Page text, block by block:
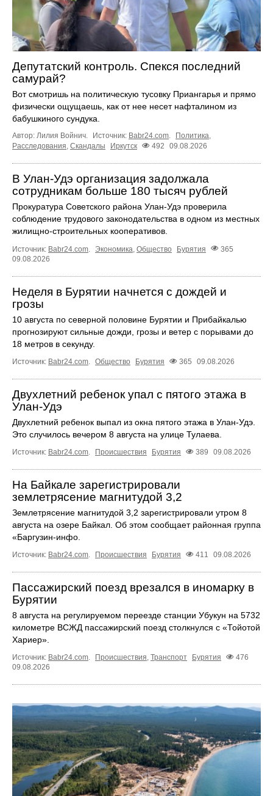
Депутатский контроль. Спекся последний
самурай?
Вот смотришь на политическую тусовку Приангарья и прямо
физически ощущаешь, как от нее несет нафталином из
бабушкиного сундука.
Автор: Лилия Войнич. Источник: Babr24.com. Политика,
Расследования, Скандалы Иркутск 492 09.08.2026
В Улан-Удэ организация задолжала
сотрудникам больше 180 тысяч рублей
Прокуратура Советского района Улан-Удэ проверила
соблюдение трудового законодательства в одном из местных
жилищно-строительных кооперативов.
Источник: Babr24.com Экономика Общество Бурятия
365
09.08.2026
Неделя в Бурятии начнется с дождей и
грозы
10 августа по северной половине Бурятии и Прибайкалью
прогнозируют сильные дожди, грозы и ветер с порывами до
18 метров в секунду.
Источник: Babr24.com Общество Бурятия 365 09.08.2026
Двухлетний ребенок упал с пятого этажа в
Улан-Удэ
Двухлетний ребенок выпал из окна пятого этажа в Улан-Удэ.
Это случилось вечером 8 августа на улице Тулаева.
Источник: Babr24.com Происшествия Бурятия 389 09.08.2026
На Байкале зарегистрировали
землетрясение магнитудой 3,2
Землетрясение магнитудой 3,2 зарегистрировали утром 8
августа на озере Байкал. Об этом сообщает районная группа
«Бapгyзин-инфo.
Источник: Babr24.com. Происшествия Бурятия 411 09.08.2026
Пассажирский поезд врезался в иномарку в
Бурятии
8 августа на регулируемом переезде станции Убукун на 5732
километре ВСЖД пассажирский поезд столкнулся с «Тойотой
Хариер».
Источник: Babr24.com. Происшествия, Транспорт Бурятия
476
09.08.2026